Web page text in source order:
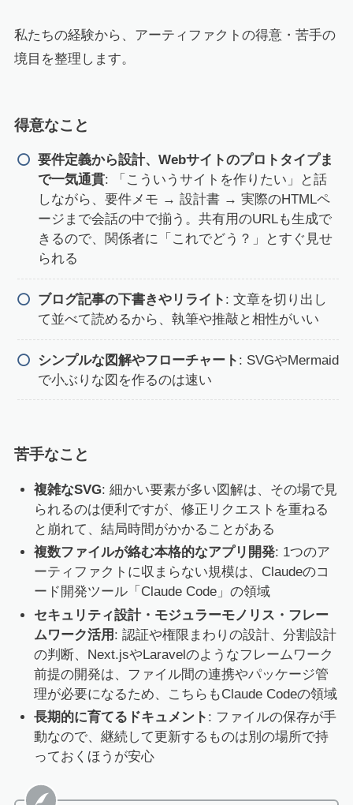
私たちの経験から、アーティファクトの得意・苦手の
境目を整理します。
得意なこと
要件定義から設計、Webサイトのプロトタイプま
で一気通貫: 「こういうサイトを作りたい」と話
しながら、要件メモ → 設計書 → 実際のHTMLペ
ージまで会話の中で揃う。共有用のURLも生成で
きるので、関係者に「これでどう？」とすぐ見せ
られる
ブログ記事の下書きやリライト : 文章を切り出し
て並べて読めるから、執筆や推敲と相性がいい
シンプルな図解やフローチャート : SVGやMermaid
で小ぶりな図を作るのは速い
苦手なこと
複雑なSVG: 細かい要素が多い図解は、その場で見
られるのは便利ですが、修正リクエストを重ねる
と崩れて、結局時間がかかることがある
複数ファイルが絡む本格的なアプリ開発: 1つのア
ーティファクトに収まらない規模は、Claudeのコ
ード開発ツール「Claude Code」の領域
セキュリティ設計・モジュラーモノリス・フレー
ムワーク活用 : 認証や権限まわりの設計、分割設計
の判断、Next.jsやLaravelのようなフレームワーク
前提の開発は、ファイル間の連携やパッケージ管
理が必要になるため、こちらもClaude Codeの領域
長期的に育てるドキュメント : ファイルの保存が手
動なので、継続して更新するものは別の場所で持
っておくほうが安心